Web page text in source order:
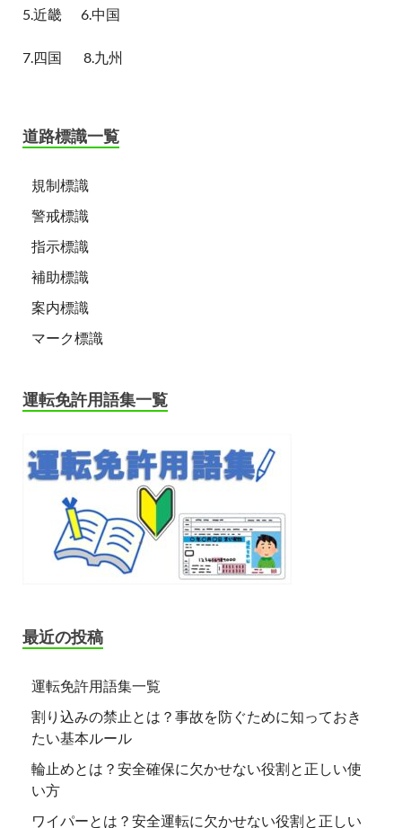
5.近畿 6.中国
7.四国 8.九州
道路標識一覧
規制標識
警戒標識
指示標識
補助標識
案内標識
マーク標識
運転免許用語集一覧
最近の投稿
運転免許用語集一覧
割り込みの禁止とは？事故を防ぐために知っておき
たい基本ルール
輪止めとは？安全確保に欠かせない役割と正しい使
い方
ワイパーとは？安全運転に欠かせない役割と正しい